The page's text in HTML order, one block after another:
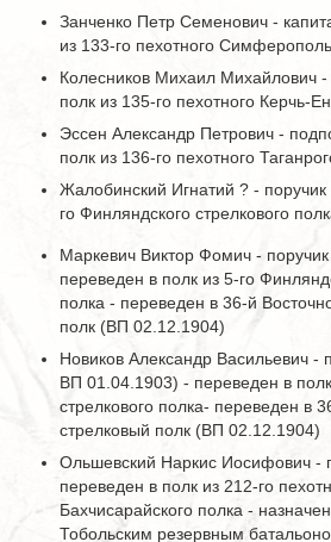
Занченко Петр Семенович -
из 133-го пехотного
Колесников Михаил Михайлович -
полк из 135-го пехотного Керчь-
Эссен Александр Петрович -
полк из 136-го пехотного
Жалобинский Игнатий ? -
го Финляндского стрелкового
Маркевич Виктор Фомич -
переведен в полк из 5-го
полка - переведен в 36-й
полк (ВП 02.12.1904)
Новиков Александр Васильевич -
ВП 01.04.1903) - переведен в
стрелкового полка- переведен в
стрелковый полк (ВП 02.12.1904)
Ольшевский Наркис Иосифович -
переведен в полк из 212-го
Бахчисарайского полка -
Тобольским резервным